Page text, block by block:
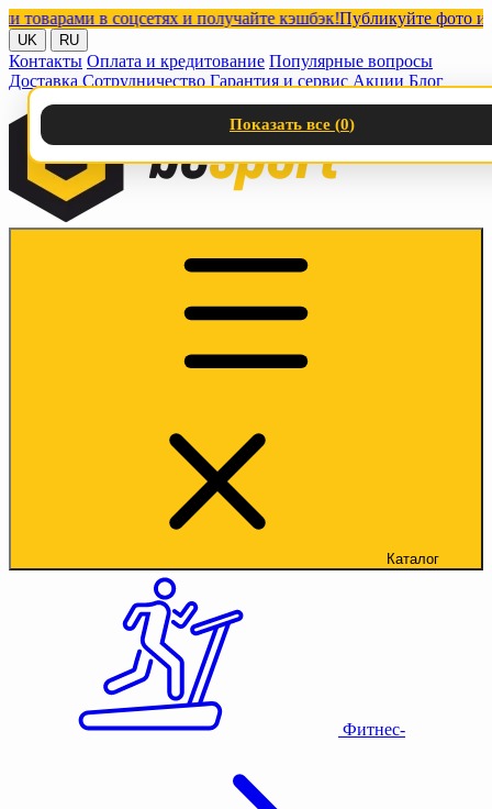
в соцсетях и получайте кэшбэк!Публикуйте фото или
UK RU
Контакты Оплата и кредитование Популярные вопросы
Доставка Сотрудничество Гарантия и сервис Акции Блог
Каталог
Фитнес-
Показать все (0)